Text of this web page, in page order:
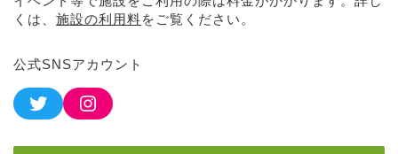
くは、 施設の利用料をご覧ください。
公式SNSアカウント